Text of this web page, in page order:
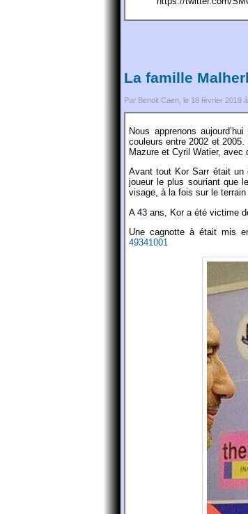
La famille
Par Benoit Caen, le 18 février 2019
Nous apprenons
couleurs entre 2002 et
Mazure et Cyril Watier,
Avant tout Kor Sarr était un
joueur le plus souriant que
visage, à la fois sur le
A 43 ans, Kor a été victime
Une cagnotte à était mis
49341001